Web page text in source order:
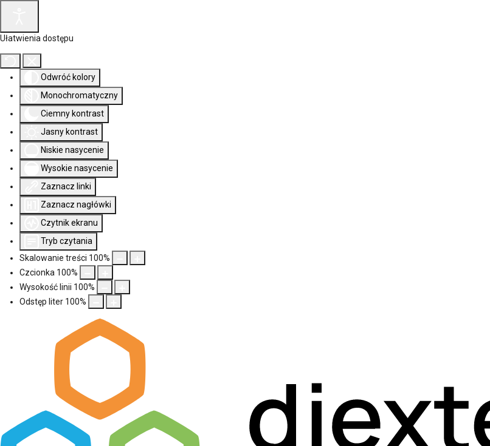
Ułatwienia dostępu
Odwróć kolory
Monochromatyczny
Ciemny kontrast
Jasny kontrast
Niskie nasycenie
Wysokie nasycenie
Zaznacz linki
Zaznacz nagłówki
Czytnik ekranu
Tryb czytania
Skalowanie treści 100%
Czcionka 100%
Wysokość linii 100%
Odstęp liter 100%